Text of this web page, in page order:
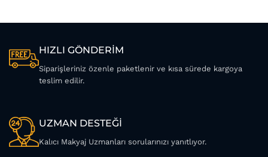
HIZLI GÖNDERİM
Siparişleriniz özenle paketlenir ve kısa sürede kargoya
teslim edilir.
UZMAN DESTEĞİ
Kalıcı Makyaj Uzmanları sorularınızı yanıtlıyor.